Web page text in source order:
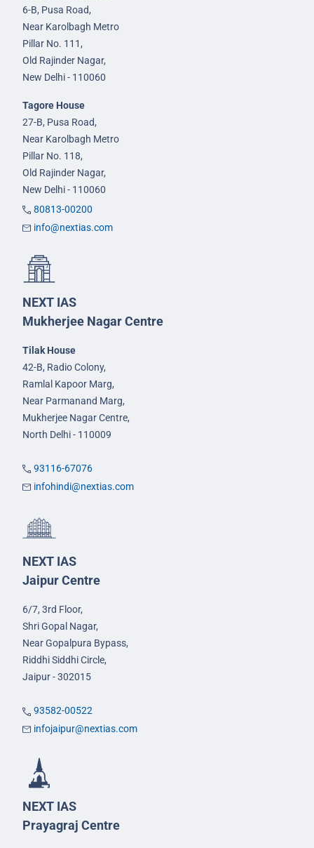
6-B, Pusa Road,
Near Karolbagh Metro
Pillar No. 111,
Old Rajinder Nagar,
New Delhi - 110060
Tagore House
27-B, Pusa Road,
Near Karolbagh Metro
Pillar No. 118,
Old Rajinder Nagar,
New Delhi - 110060
80813-00200
info@nextias.com
NEXT IAS
Mukherjee Nagar Centre
Tilak House
42-B, Radio Colony,
Ramlal Kapoor Marg,
Near Parmanand Marg,
Mukherjee Nagar Centre,
North Delhi - 110009
93116-67076
infohindi@nextias.com
NEXT IAS
Jaipur Centre
6/7, 3rd Floor,
Shri Gopal Nagar,
Near Gopalpura Bypass,
Riddhi Siddhi Circle,
Jaipur - 302015
93582-00522
infojaipur@nextias.com
NEXT IAS
Prayagraj Centre